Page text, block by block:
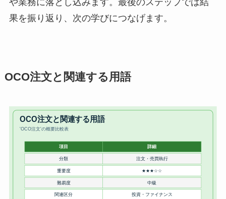
や業務に落とし込みます。最後のステップでは結
果を振り返り、次の学びにつなげます。
OCO注文と関連する用語